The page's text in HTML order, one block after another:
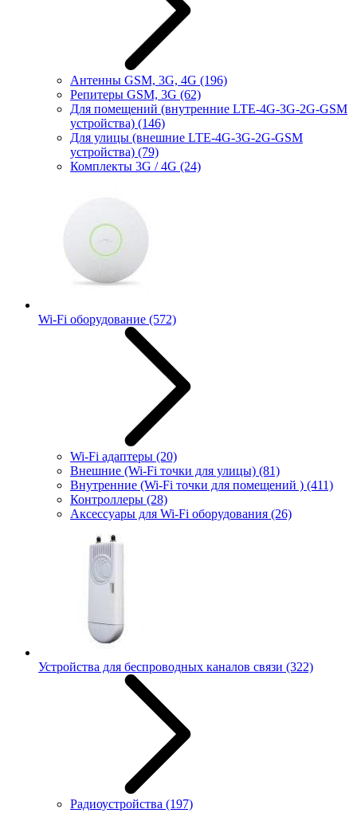
Антенны GSM, 3G, 4G (196)
Репитеры GSM, 3G (62)
Для помещений (внутренние LTE-4G-3G-2G-GSM
устройства) (146)
Для улицы (внешние LTE-4G-3G-2G-GSM
устройства) (79)
Комплекты 3G / 4G (24)
Wi-Fi оборудование (572)
Wi-Fi адаптеры (20)
Внешние (Wi-Fi точки для улицы) (81)
Внутренние (Wi-Fi точки для помещений ) (411)
Контроллеры (28)
Аксессуары для Wi-Fi оборудования (26)
Устройства для беспроводных каналов связи (322)
Радиоустройства (197)